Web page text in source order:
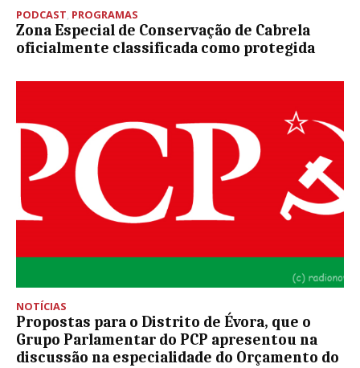
PODCAST, PROGRAMAS
Zona Especial de Conservação de Cabrela
oficialmente classificada como protegida
NOTÍCIAS
Propostas para o Distrito de Évora, que o
Grupo Parlamentar do PCP apresentou na
discussão na especialidade do Orçamento do